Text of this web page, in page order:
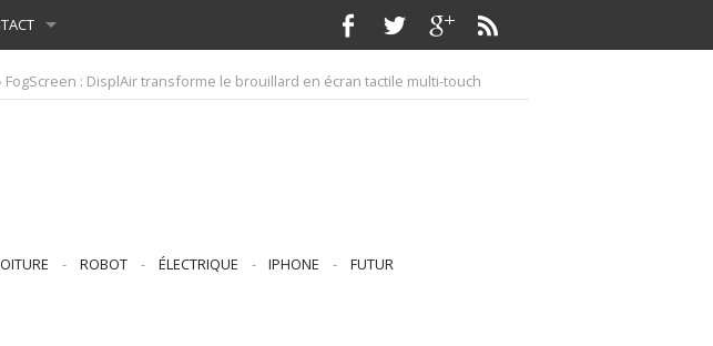
FogScreen : DisplAir transforme le brouillard en écran tactile multi-touch
- ROBOT - ÉLECTRIQUE - IPHONE - FUTUR